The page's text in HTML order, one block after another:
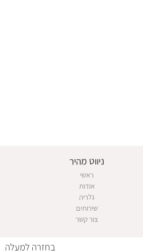
ניווט מהיר
ראשי
אודות
גלריה
שירותים
צור קשר
בחזרה למעלה